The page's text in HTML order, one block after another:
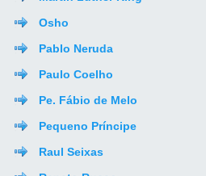
Osho
Pablo Neruda
Paulo Coelho
Pe. Fábio de Melo
Pequeno Príncipe
Raul Seixas